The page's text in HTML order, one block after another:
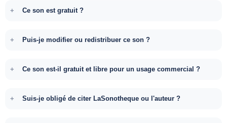
Ce son est gratuit ?
Puis-je modifier ou redistribuer ce son ?
Ce son est-il gratuit et libre pour un usage commercial ?
Suis-je obligé de citer LaSonotheque ou l'auteur ?